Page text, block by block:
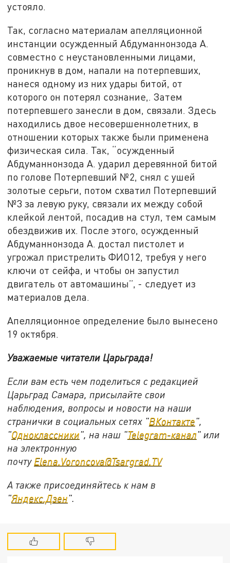
устояло.
Так, согласно материалам апелляционной
инстанции осужденный Абдуманнонзода А.
совместно с неустановленными лицами,
проникнув в дом, напали на потерпевших,
нанеся одному из них удары битой, от
которого он потерял сознание,. Затем
потерпевшего занесли в дом, связали. Здесь
находились двое несовершеннолетних, в
отношении которых также были применена
физическая сила. Так, “осужденный
Абдуманнонзода А. ударил деревянной битой
по голове Потерпевший №2, снял с ушей
золотые серьги, потом схватил Потерпевший
№3 за левую руку, связали их между собой
клейкой лентой, посадив на стул, тем самым
обездвижив их. После этого, осужденный
Абдуманнонзода А. достал пистолет и
угрожал пристрелить ФИО12, требуя у него
ключи от сейфа, и чтобы он запустил
двигатель от автомашины”, - следует из
материалов дела.
Апелляционное определение было вынесено
19 октября.
Уважаемые читатели Царьграда!
Если вам есть чем поделиться с редакцией
Царьград Самара, присылайте свои
наблюдения, вопросы и новости на наши
странички в социальных сетях "ВКонтакте",
"Одноклассники", на наш "Telegram-канал" или
на электронную
почту Elena.Voroncova@Tsargrad.TV
А также присоединяйтесь к нам в
"Яндекс.Дзен".